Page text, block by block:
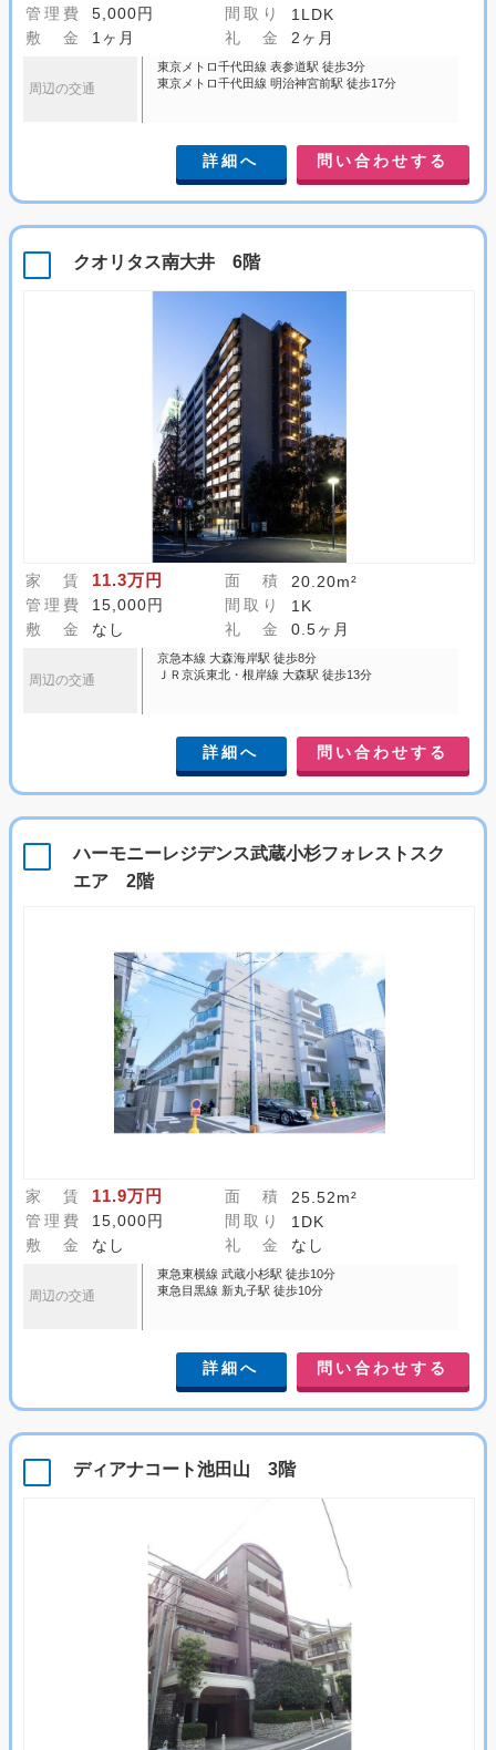
管理費 5,000円 間取り
1LDK
敷 金
1ヶ月 礼 金 2ヶ月
周辺の交通
東京メトロ千代田線 表参道駅 徒歩3分
東京メトロ千代田線 明治神宮前駅 徒歩17分
詳細へ 問い合わせする
クオリタス南大井 6階
家 賃 11.3万円 面 積
20.20m²
管理費
15,000円 間取り
1K
敷 金
なし 礼 金 0.5ヶ月
周辺の交通
京急本線 大森海岸駅 徒歩8分
ＪＲ京浜東北・根岸線 大森駅 徒歩13分
詳細へ 問い合わせする
ハーモニーレジデンス武蔵小杉フォレストスク
エア 2階
家 賃 11.9万円 面 積
25.52m²
管理費
15,000円 間取り
1DK
敷 金
なし 礼 金 なし
周辺の交通
東急東横線 武蔵小杉駅 徒歩10分
東急目黒線 新丸子駅 徒歩10分
詳細へ 問い合わせする
ディアナコート池田山 3階